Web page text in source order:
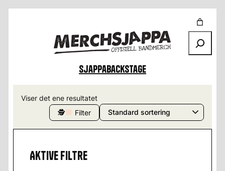
SjappaBackstage
Viser det ene resultatet
🕵
Filter
Aktive filtre